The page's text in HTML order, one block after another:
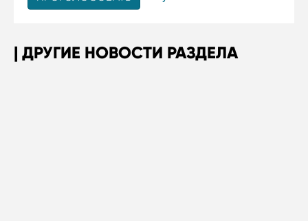
ДРУГИЕ НОВОСТИ РАЗДЕЛА